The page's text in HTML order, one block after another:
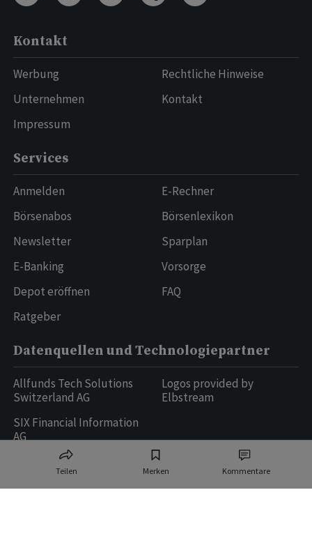
Teilen Merken Kommentare
Kontakt
Werbung
Unternehmen
Impressum
Rechtliche Hinweise
Kontakt
Services
Anmelden
Börsenabos
Newsletter
E-Banking
Depot eröffnen
Ratgeber
E-Rechner
Börsenlexikon
Sparplan
Vorsorge
FAQ
Datenquellen und Technologiepartner
Allfunds Tech Solutions
Switzerland AG
SIX Financial Information
AG
Logos provided by
Elbstream
Ringier AG | Ringier Medien Schweiz